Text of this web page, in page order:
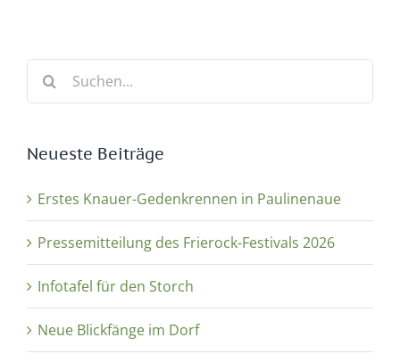
Suche
Neueste Beiträge
Erstes Knauer-Gedenkrennen in Paulinenaue
Pressemitteilung des Frierock-Festivals 2026
Infotafel für den Storch
Neue Blickfänge im Dorf